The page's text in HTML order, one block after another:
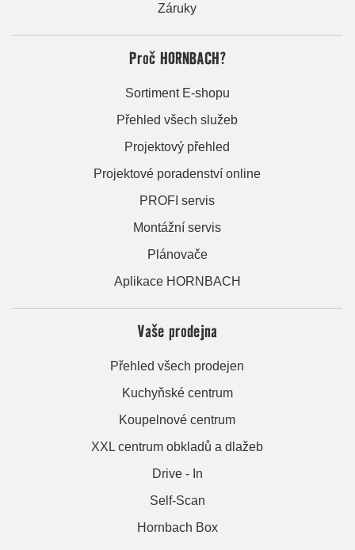
Záruky
Proč HORNBACH?
Sortiment E-shopu
Přehled všech služeb
Projektový přehled
Projektové poradenství online
PROFI servis
Montážní servis
Plánovače
Aplikace HORNBACH
Vaše prodejna
Přehled všech prodejen
Kuchyňské centrum
Koupelnové centrum
XXL centrum obkladů a dlažeb
Drive - In
Self-Scan
Hornbach Box